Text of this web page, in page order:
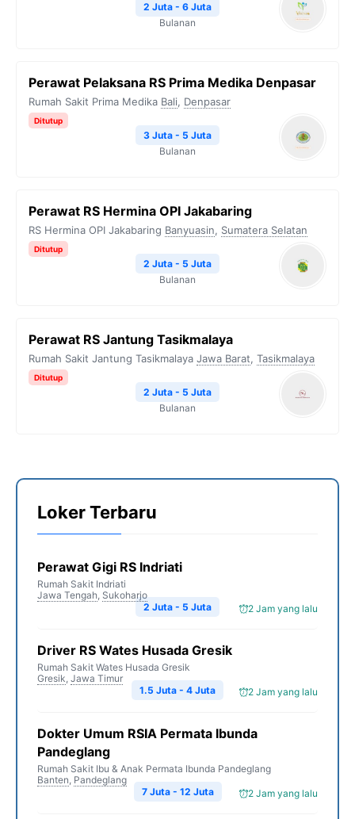
2 Juta - 6 Juta
Bulanan
Perawat Pelaksana RS Prima Medika Denpasar
Rumah Sakit Prima Medika Bali, Denpasar
Ditutup
3 Juta - 5 Juta
Bulanan
Perawat RS Hermina OPI Jakabaring
RS Hermina OPI Jakabaring Banyuasin, Sumatera Selatan
Ditutup
2 Juta - 5 Juta
Bulanan
Perawat RS Jantung Tasikmalaya
Rumah Sakit Jantung Tasikmalaya Jawa Barat, Tasikmalaya
Ditutup
2 Juta - 5 Juta
Bulanan
Loker Terbaru
Perawat Gigi RS Indriati
Rumah Sakit Indriati
Jawa Tengah, Sukoharjo
2 Jam yang lalu
2 Juta - 5 Juta
Driver RS Wates Husada Gresik
Rumah Sakit Wates Husada Gresik
Gresik, Jawa Timur
2 Jam yang lalu
1.5 Juta - 4 Juta
Dokter Umum RSIA Permata Ibunda
Pandeglang
Rumah Sakit Ibu & Anak Permata Ibunda Pandeglang
Banten, Pandeglang
2 Jam yang lalu
7 Juta - 12 Juta